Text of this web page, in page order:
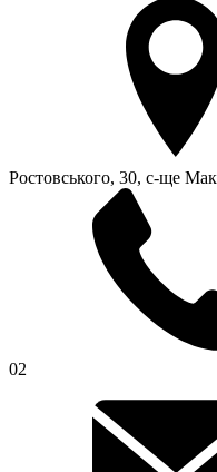
Ростовського, 30, с-ще
02